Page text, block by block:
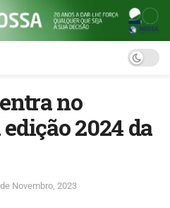
no
2024 da
Novembro, 2023